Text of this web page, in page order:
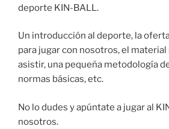
deporte KIN-BALL.
Un introducción al deporte, la
para jugar con nosotros, el
asistir, una pequeña metodología
normas básicas, etc.
No lo dudes y apúntate a jugar al
nosotros.